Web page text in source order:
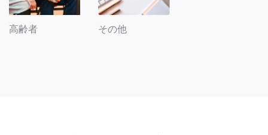
高齢者 その他